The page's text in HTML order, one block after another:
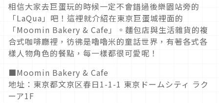
相信大家去巨蛋玩的時候一定不會錯過後樂園站旁的
「LaQua」吧！這裡就介紹在東京巨蛋城裡面的
「Moomin Bakery & Cafe」。麵包店與生活雜貨的複
合式咖啡廳裡，彷彿是嚕嚕米的童話世界，有著各式各
樣人物角色的餐點，每一樣都很可愛呢！
■Moomin Bakery & Cafe
地址：東京都文京区春日1-1-1 東京ドームシティ ラク
ーア1F